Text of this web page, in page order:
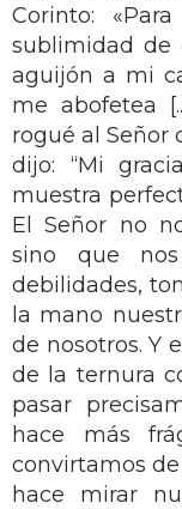
Corinto:
sublimidad de
aguijón a mi
me abofetea
rogué al Señor
dijo: “Mi
muestra
El Señor no
sino que
debilidades,
la mano
de nosotros. Y
de la ternura
pasar
hace más
convirtamos
hace mirar